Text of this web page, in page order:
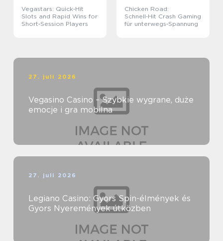
Vegastars: Quick‑Hit
Slots and Rapid Wins for
Short‑Session Players
Chicken Road:
Schnell‑Hit Crash Gaming
für unterwegs‑Spannung
27. juli 2026
Vegasino Casino – Szybkie wygrane, duże
emocje i gra mobilna
27. juli 2026
Legiano Casino: Gyors Spin-élmények és
Gyors Nyeremények útközben